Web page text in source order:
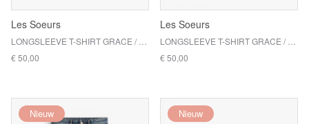
Les Soeurs
€ 50,00
Les Soeurs
€ 50,00
Nieuw Nieuw